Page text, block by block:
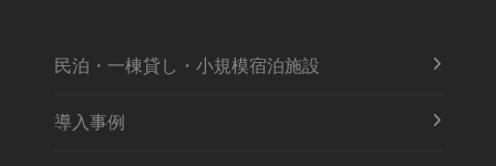
民泊・一棟貸し・小規模宿泊施設
導入事例